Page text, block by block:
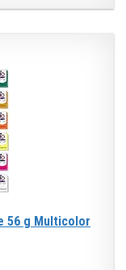
56 g Multicolor